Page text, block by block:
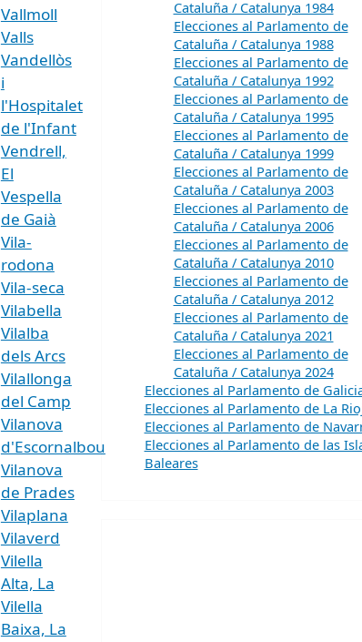
Vallmoll
Valls
Vandellòs
i
l'Hospitalet
de l'Infant
Vendrell,
El
Vespella
de Gaià
Vila-
rodona
Vila-seca
Vilabella
Vilalba
dels Arcs
Vilallonga
del Camp
Vilanova
d'Escornalbou
Vilanova
de Prades
Vilaplana
Vilaverd
Vilella
Alta, La
Vilella
Baixa, La
Cataluña / Catalunya 1984
Elecciones al Parlamento de
Cataluña / Catalunya 1988
Elecciones al Parlamento de
Cataluña / Catalunya 1992
Elecciones al Parlamento de
Cataluña / Catalunya 1995
Elecciones al Parlamento de
Cataluña / Catalunya 1999
Elecciones al Parlamento de
Cataluña / Catalunya 2003
Elecciones al Parlamento de
Cataluña / Catalunya 2006
Elecciones al Parlamento de
Cataluña / Catalunya 2010
Elecciones al Parlamento de
Cataluña / Catalunya 2012
Elecciones al Parlamento de
Cataluña / Catalunya 2021
Elecciones al Parlamento de
Cataluña / Catalunya 2024
Elecciones al Parlamento de
Elecciones al Parlamento de La
Elecciones al Parlamento de
Elecciones al Parlamento de las
Baleares